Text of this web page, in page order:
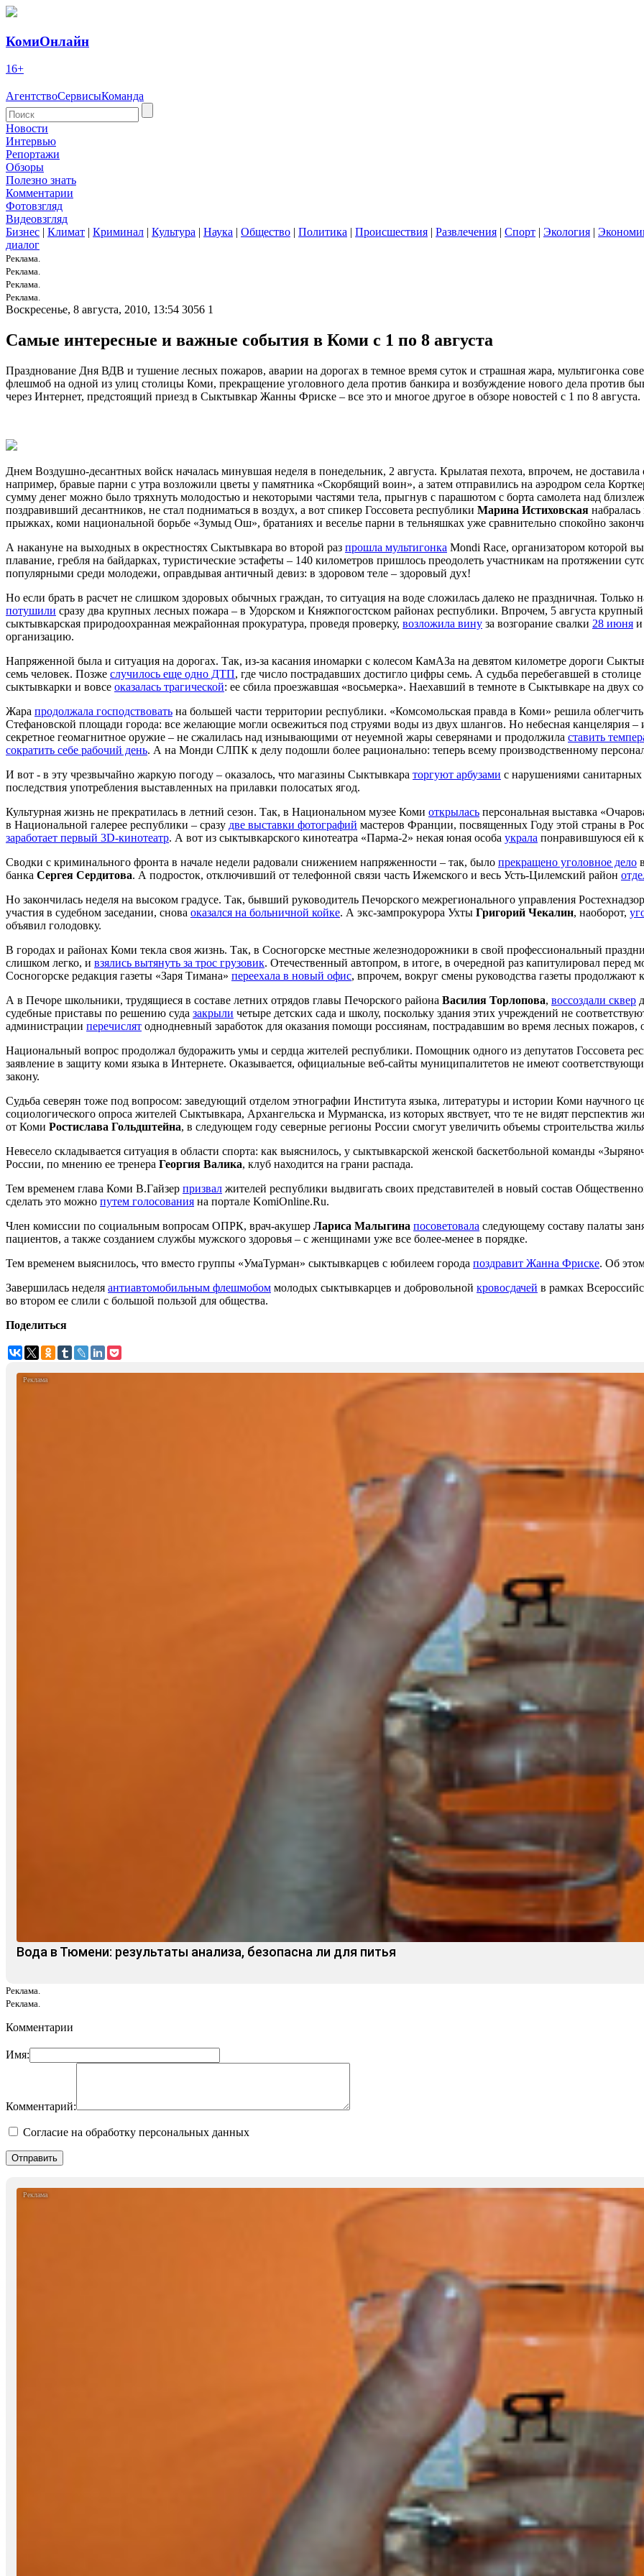
КомиОнлайн
16+
АгентствоСервисыКоманда
Новости
Интервью
Репортажи
Обзоры
Полезно знать
Комментарии
Фотовзгляд
Видеовзгляд
Бизнес | Климат | Криминал | Культура | Наука | Общество | Политика | Происшествия | Развлечения | Спорт | Экология |
диалог
Реклама.
Реклама.
Реклама.
Реклама.
Воскресенье, 8 августа, 2010, 13:54 3056 1
Самые интересные и важные события в Коми с 1 по 8 августа
Празднование Дня ВДВ и тушение лесных пожаров, аварии на дорогах в темное время суток и страшная жара, мультигонка
флешмоб на одной из улиц столицы Коми, прекращение уголовного дела против банкира и возбуждение нового дела против
через Интернет, предстоящий приезд в Сыктывкар Жанны Фриске – все это и многое другое в обзоре новостей с 1 по 8 августа.
Днем Воздушно-десантных войск началась минувшая неделя в понедельник, 2 августа. Крылатая пехота, впрочем, не
например, бравые парни с утра возложили цветы у памятника «Скорбящий воин», а затем отправились на аэродром села
сумму денег можно было тряхнуть молодостью и некоторыми частями тела, прыгнув с парашютом с борта самолета над
поздравивший десантников, не стал подниматься в воздух, а вот спикер Госсовета республики Марина Истиховская
прыжках, коми национальной борьбе «Зумыд Ош», братаниях и веселье парни в тельняшках уже сравнительно спокойно
А накануне на выходных в окрестностях Сыктывкара во второй раз прошла мультигонка Mondi Race, организатором которой
плавание, гребля на байдарках, туристические эстафеты – 140 километров пришлось преодолеть участникам на протяжении
популярными среди молодежи, оправдывая античный девиз: в здоровом теле – здоровый дух!
Но если брать в расчет не слишком здоровых обычных граждан, то ситуация на воде сложилась далеко не праздничная. Только
потушили сразу два крупных лесных пожара – в Удорском и Княжпогостском районах республики. Впрочем, 5 августа
сыктывкарская природоохранная межрайонная прокуратура, проведя проверку, возложила вину за возгорание свалки 28 июня
организацию.
Напряженной была и ситуация на дорогах. Так, из-за касания иномарки с колесом КамАЗа на девятом километре дороги
семь человек. Позже случилось еще одно ДТП, где число пострадавших достигло цифры семь. А судьба перебегавшей в
сыктывкарки и вовсе оказалась трагической: ее сбила проезжавшая «восьмерка». Наехавший в темноте в Сыктывкаре на двух
Жара продолжала господствовать на большей части территории республики. «Комсомольская правда в Коми» решила
Стефановской площади города: все желающие могли освежиться под струями воды из двух шлангов. Но небесная
секретное геомагнитное оружие – не сжалилась над изнывающими от неуемной жары северянами и продолжила ставить
сократить себе рабочий день. А на Монди СЛПК к делу подошли более рационально: теперь всему производственному
И вот - в эту чрезвычайно жаркую погоду – оказалось, что магазины Сыктывкара торгуют арбузами с нарушениями
последствия употребления выставленных на прилавки полосатых ягод.
Культурная жизнь не прекратилась в летний сезон. Так, в Национальном музее Коми открылась персональная выставка
в Национальной галерее республики – сразу две выставки фотографий мастеров Франции, посвященных Году этой страны в
заработает первый 3D-кинотеатр. А вот из сыктывкарского кинотеатра «Парма-2» некая юная особа украла понравившуюся ей
Сводки с криминального фронта в начале недели радовали снижением напряженности – так, было прекращено уголовное дело
банка Сергея Сердитова. А подросток, отключивший от телефонной связи часть Ижемского и весь Усть-Цилемский район
Но закончилась неделя на высоком градусе. Так, бывший руководитель Печорского межрегионального управления
участия в судебном заседании, снова оказался на больничной койке. А экс-зампрокурора Ухты Григорий Чекалин, наоборот,
объявил голодовку.
В городах и районах Коми текла своя жизнь. Так, в Сосногорске местные железнодорожники в свой профессиональный
слишком легко, и взялись вытянуть за трос грузовик. Отечественный автопром, в итоге, в очередной раз капитулировал
Сосногорске редакция газеты «Заря Тимана» переехала в новый офис, впрочем, вокруг смены руководства газеты продолжают
А в Печоре школьники, трудящиеся в составе летних отрядов главы Печорского района Василия Торлопова, воссоздали сквер
судебные приставы по решению суда закрыли четыре детских сада и школу, поскольку здания этих учреждений не
администрации перечислят однодневный заработок для оказания помощи россиянам, пострадавшим во время лесных
Национальный вопрос продолжал будоражить умы и сердца жителей республики. Помощник одного из депутатов Госсовета
заявление в защиту коми языка в Интернете. Оказывается, официальные веб-сайты муниципалитетов не имеют
закону.
Судьба северян тоже под вопросом: заведующий отделом этнографии Института языка, литературы и истории Коми научного
социологического опроса жителей Сыктывкара, Архангельска и Мурманска, из которых явствует, что те не видят перспектив
от Коми Ростислава Гольдштейна, в следующем году северные регионы России смогут увеличить объемы строительства
Невесело складывается ситуация в области спорта: как выяснилось, у сыктывкарской женской баскетбольной команды
России, по мнению ее тренера Георгия Валика, клуб находится на грани распада.
Тем временем глава Коми В.Гайзер призвал жителей республики выдвигать своих представителей в новый состав
сделать это можно путем голосования на портале KomiOnline.Ru.
Член комиссии по социальным вопросам ОПРК, врач-акушер Лариса Малыгина посоветовала следующему составу палаты
пациентов, а также созданием службы мужского здоровья – с женщинами уже все более-менее в порядке.
Тем временем выяснилось, что вместо группы «УмаТурман» сыктывкарцев с юбилеем города поздравит Жанна Фриске. Об
Завершилась неделя антиавтомобильным флешмобом молодых сыктывкарцев и добровольной кровосдачей в рамках
во втором ее слили с большой пользой для общества.
Поделиться
Вода в Тюмени: результаты анализа, безопасна ли для питья
Реклама.
Реклама.
Комментарии
Имя:
Комментарий:
Согласие на обработку персональных данных